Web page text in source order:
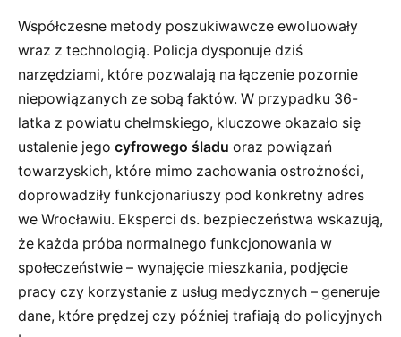
Współczesne metody poszukiwawcze ewoluowały
wraz z technologią. Policja dysponuje dziś
narzędziami, które pozwalają na łączenie pozornie
niepowiązanych ze sobą faktów. W przypadku 36-
latka z powiatu chełmskiego, kluczowe okazało się
ustalenie jego cyfrowego śladu oraz powiązań
towarzyskich, które mimo zachowania ostrożności,
doprowadziły funkcjonariuszy pod konkretny adres
we Wrocławiu. Eksperci ds. bezpieczeństwa wskazują,
że każda próba normalnego funkcjonowania w
społeczeństwie – wynajęcie mieszkania, podjęcie
pracy czy korzystanie z usług medycznych – generuje
dane, które prędzej czy później trafiają do policyjnych